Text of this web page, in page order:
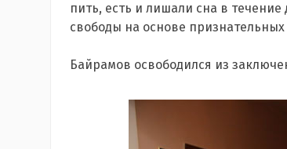
пить, есть и лишали сна в течение
свободы на основе
Байрамов освободился из